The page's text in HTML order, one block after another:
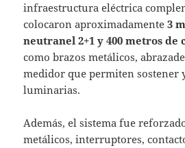
infraestructura eléctrica
colocaron aproximadamente3
neutranel 2+1 y 400 metros de
como brazos metálicos,
medidor que permiten sostener
luminarias.
Además, el sistema fue
metálicos, interruptores,